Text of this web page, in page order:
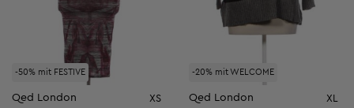
-50% mit FESTIVE
Qed London XS
-20% mit WELCOME
Qed London XL